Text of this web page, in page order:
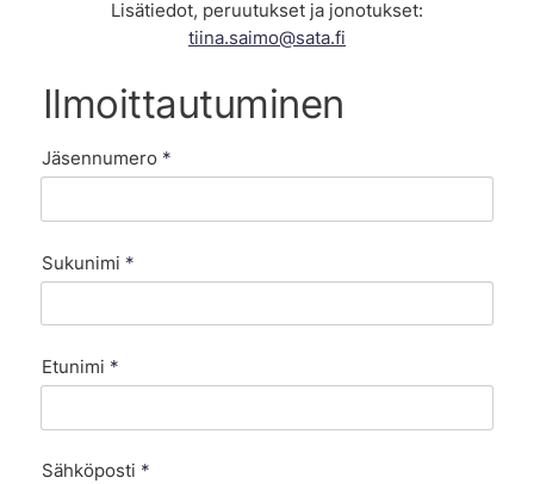
Lisätiedot, peruutukset ja jonotukset:
tiina.saimo@sata.fi
Ilmoittautuminen
Jäsennumero *
Sukunimi *
Etunimi *
Sähköposti *